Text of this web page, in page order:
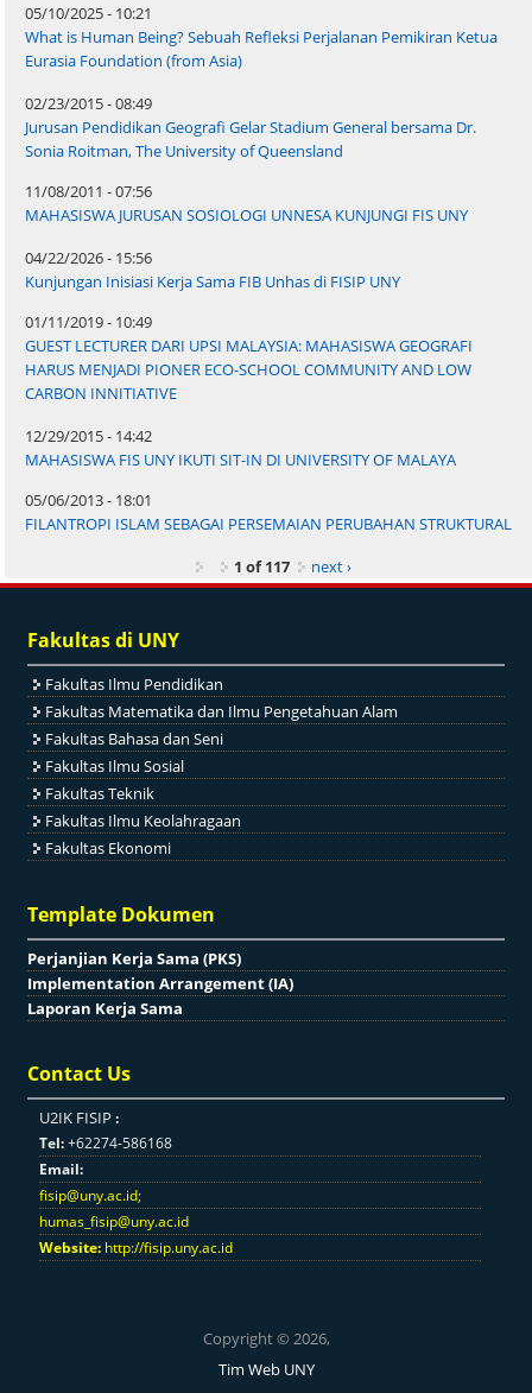
05/10/2025 - 10:21
What is Human Being? Sebuah Refleksi Perjalanan Pemikiran Ketua
Eurasia Foundation (from Asia)
02/23/2015 - 08:49
Jurusan Pendidikan Geografi Gelar Stadium General bersama Dr.
Sonia Roitman, The University of Queensland
11/08/2011 - 07:56
MAHASISWA JURUSAN SOSIOLOGI UNNESA KUNJUNGI FIS UNY
04/22/2026 - 15:56
Kunjungan Inisiasi Kerja Sama FIB Unhas di FISIP UNY
01/11/2019 - 10:49
GUEST LECTURER DARI UPSI MALAYSIA: MAHASISWA GEOGRAFI
HARUS MENJADI PIONER ECO-SCHOOL COMMUNITY AND LOW
CARBON INNITIATIVE
12/29/2015 - 14:42
MAHASISWA FIS UNY IKUTI SIT-IN DI UNIVERSITY OF MALAYA
05/06/2013 - 18:01
FILANTROPI ISLAM SEBAGAI PERSEMAIAN PERUBAHAN STRUKTURAL
1 of 117
next ›
Fakultas di UNY
Fakultas Ilmu Pendidikan
Fakultas Matematika dan Ilmu Pengetahuan Alam
Fakultas Bahasa dan Seni
Fakultas Ilmu Sosial
Fakultas Teknik
Fakultas Ilmu Keolahragaan
Fakultas Ekonomi
Template Dokumen
Perjanjian Kerja Sama (PKS)
Implementation Arrangement (IA)
Laporan Kerja Sama
Contact Us
U2IK FISIP :
Tel:+62274-586168
Email:
fisip@uny.ac.id;
humas_fisip@uny.ac.id
Website: http://fisip.uny.ac.id
Copyright © 2026,
Tim Web UNY